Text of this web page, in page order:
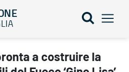
la caserma dei Vigili del Fuoco
a costruire la